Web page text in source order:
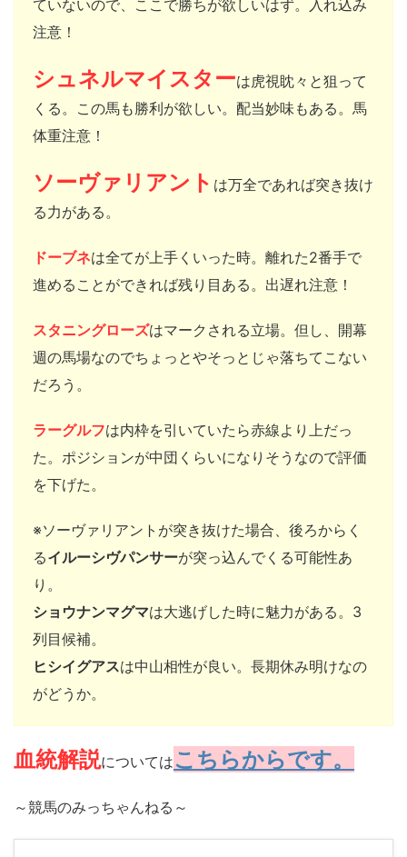
ていないので、ここで勝ちが欲しいはず。入れ込み
注意！
シュネルマイスターは虎視眈々と狙って
くる。この馬も勝利が欲しい。配当妙味もある。馬
体重注意！
ソーヴァリアント は万全であれば突き抜け
る力がある。
ドーブネは全てが上手くいった時。離れた2番手で
進めることができれば残り目ある。出遅れ注意！
スタニングローズはマークされる立場。但し、開幕
週の馬場なのでちょっとやそっとじゃ落ちてこない
だろう。
ラーグルフは内枠を引いていたら赤線より上だっ
た。ポジションが中団くらいになりそうなので評価
を下げた。
※ソーヴァリアントが突き抜けた場合、後ろからく
るイルーシヴパンサーが突っ込んでくる可能性あ
り。
ショウナンマグマは大逃げした時に魅力がある。3
列目候補。
ヒシイグアスは中山相性が良い。長期休み明けなの
がどうか。
血統解説についてはこちらからです。
～競馬のみっちゃんねる～